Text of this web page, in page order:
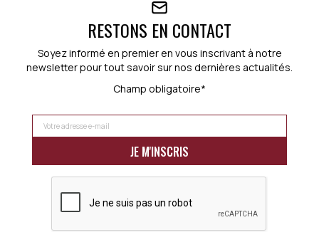
RESTONS EN CONTACT
Soyez informé en premier en vous inscrivant à notre
newsletter pour tout savoir sur nos dernières actualités.
Champ obligatoire*